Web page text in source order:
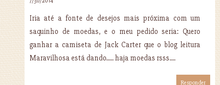
Iria até a fonte de desejos mais próxima com um
saquinho de moedas, e o meu pedido seria: Quero
ganhar a camiseta de Jack Carter que o blog leitura
Maravilhosa está dando..... haja moedas rsss....
Responder